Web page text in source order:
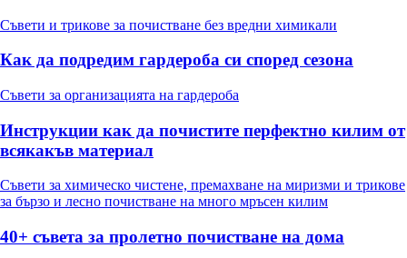
Съвети и трикове за почистване без вредни химикали
Как да подредим гардероба си според сезона
Съвети за организацията на гардероба
Инструкции как да почистите перфектно килим от
всякакъв материал
Съвети за химическо чистене, премахване на миризми и трикове
за бързо и лесно почистване на много мръсен килим
40+ съвета за пролетно почистване на дома